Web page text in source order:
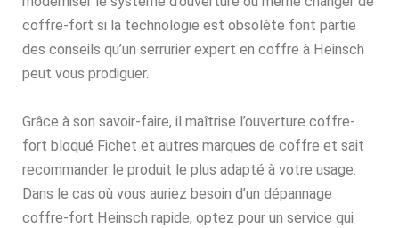
coffre-fort si la technologie est obsolète font partie
des conseils qu’un serrurier expert en coffre à Heinsch
peut vous prodiguer.
Grâce à son savoir-faire, il maîtrise l’ouverture coffre-
fort bloqué Fichet et autres marques de coffre et sait
recommander le produit le plus adapté à votre usage.
Dans le cas où vous auriez besoin d’un dépannage
coffre-fort Heinsch rapide, optez pour un service qui